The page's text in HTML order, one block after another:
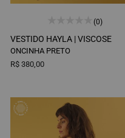
(0)
VESTIDO HAYLA |VISCOSE
ONCINHA PRETO
R$ 380,00